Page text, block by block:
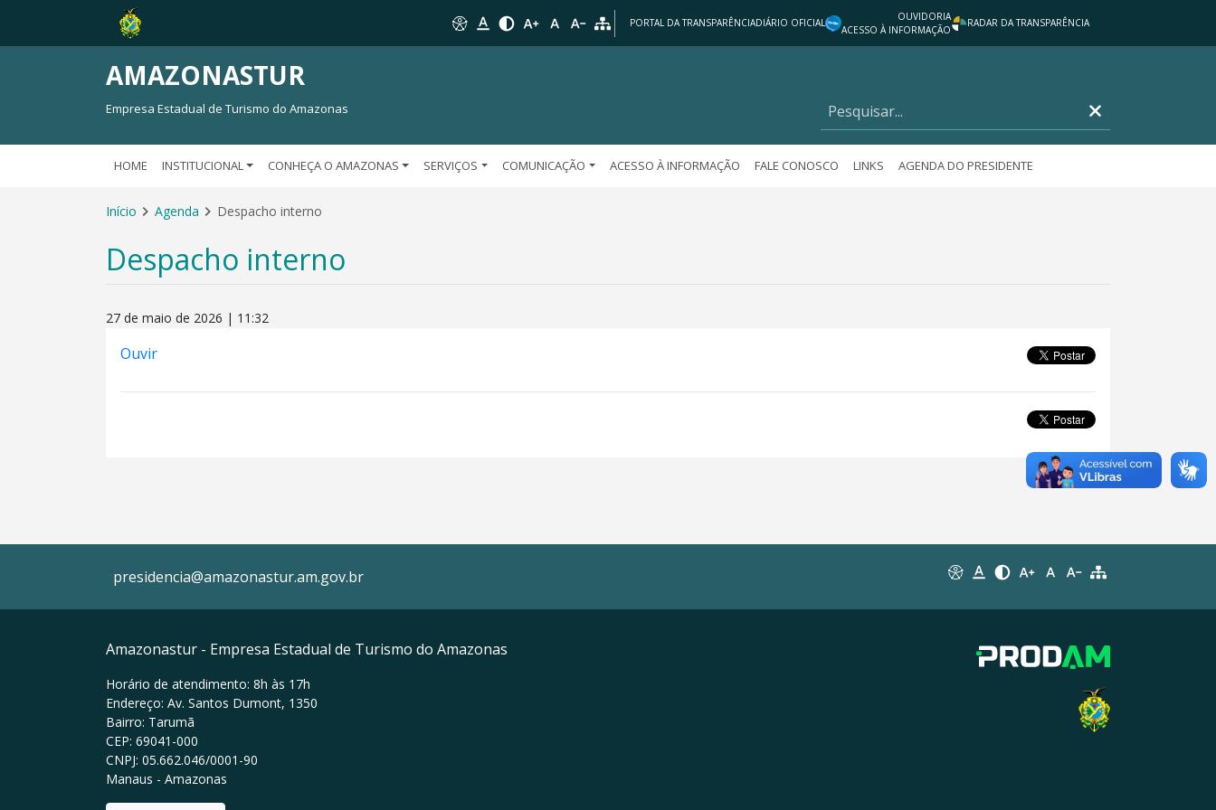
PORTAL DA TRANSPARÊNCIADIÁRIO OFICIAL
OUVIDORIA
ACESSO À INFORMAÇÃO
RADAR DA TRANSPARÊNCIA
AMAZONASTUR
Empresa Estadual de Turismo do Amazonas
HOME INSTITUCIONAL CONHEÇA O AMAZONAS SERVIÇOS COMUNICAÇÃO ACESSO À INFORMAÇÃO FALE CONOSCO LINKS AGENDA DO PRESIDENTE
Início Agenda Despacho interno
Despacho interno
27 de maio de 2026 | 11:32
Ouvir
presidencia@amazonastur.am.gov.br
Amazonastur - Empresa Estadual de Turismo do Amazonas
Horário de atendimento: 8h às 17h
Endereço: Av. Santos Dumont, 1350
Bairro: Tarumã
CEP: 69041-000
CNPJ: 05.662.046/0001-90
Manaus - Amazonas